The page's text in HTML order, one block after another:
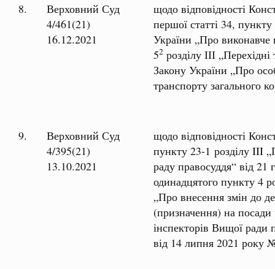
8.
Верховний Суд
4/461(21)
16.12.2021
щодо відповідності
першої статті 34,
України „Про
52 розділу ІІІ
Закону України „Про
транспорту загального
9.
Верховний Суд
4/395(21)
13.10.2021
щодо відповідності
пункту 23-1 розділу III
раду правосуддя“ від
одинадцятого пункту 4
„Про внесення змін до
(призначення) на посади
інспекторів Вищої ради
від 14 липня 2021 року